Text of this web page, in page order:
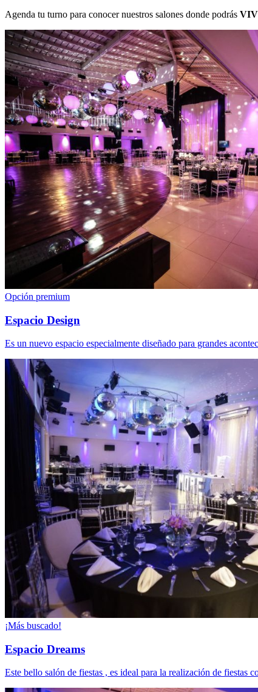
Agenda tu turno para conocer nuestros salones donde podrás
Opción premium
Espacio Design
Es un nuevo espacio especialmente diseñado para grandes
¡Más buscado!
Espacio Dreams
Este bello salón de fiestas , es ideal para la realización de fiestas